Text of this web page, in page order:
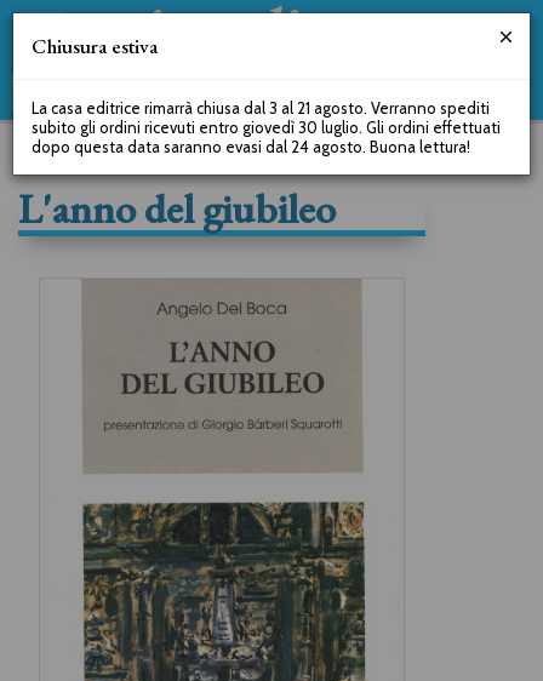
L'anno del giubileo
Chiusura estiva
La casa editrice rimarrà chiusa dal 3 al 21 agosto. Verranno spediti
subito gli ordini ricevuti entro giovedì 30 luglio. Gli ordini effettuati
dopo questa data saranno evasi dal 24 agosto. Buona lettura!